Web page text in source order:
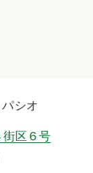
シオ
街区６号